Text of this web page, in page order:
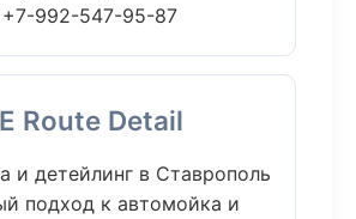
+7-992-547-95-87
Route Detail
и детейлинг в Ставрополь
подход к автомойка и